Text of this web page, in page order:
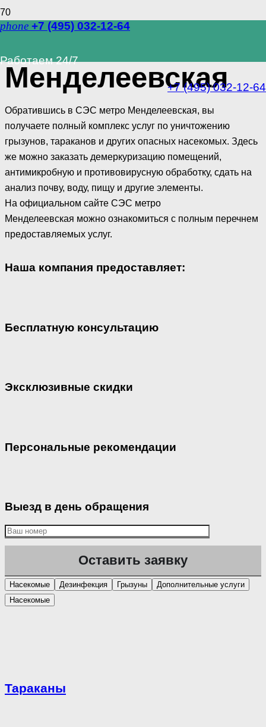
phone +7 (495) 032-12-64
Работаем 24/7
+7 (495) 032-12-64
Менделеевская
Обратившись в СЭС метро Менделеевская, вы
получаете полный комплекс услуг по уничтожению
грызунов, тараканов и других опасных насекомых. Здесь
же можно заказать демеркуризацию помещений,
антимикробную и противовирусную обработку, сдать на
анализ почву, воду, пищу и другие элементы.
На официальном сайте СЭС метро
Менделеевская можно ознакомиться с полным перечнем
предоставляемых услуг.
Наша компания предоставляет:
Бесплатную консультацию
Эксклюзивные скидки
Персональные рекомендации
Выезд в день обращения
Насекомые Дезинфекция Грызуны
Дополнительные услуги
Насекомые
Тараканы